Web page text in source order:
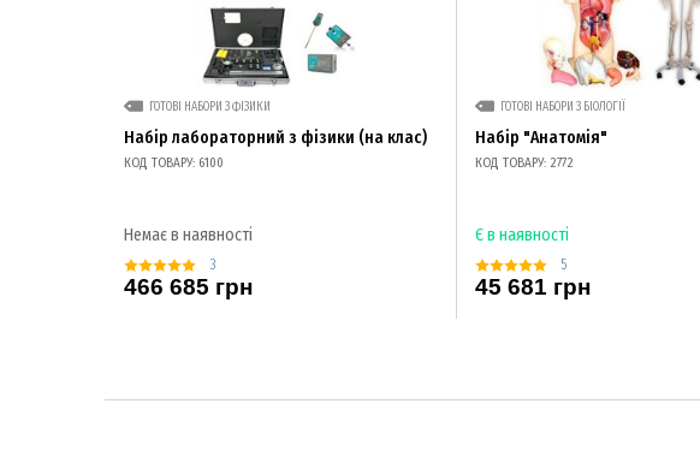
ГОТОВІ НАБОРИ З ФІЗИКИ
Набір лабораторний з фізики (на клас)
КОД ТОВАРУ: 6100
Немає в наявності
3
466 685 грн
ГОТОВІ НАБОРИ З БІОЛОГІЇ
Набір "Анатомія"
КОД ТОВАРУ: 2772
Є в наявності
5
45 681 грн